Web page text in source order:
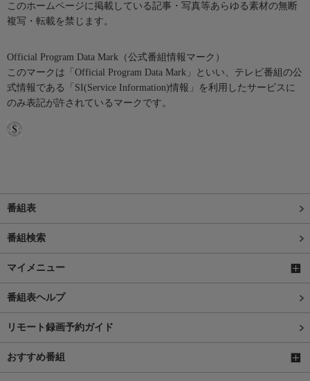
このホームページに掲載している記事・写真等あらゆる素材の無断
複写・転載を禁じます。
Official Program Data Mark（公式番組情報マーク）
このマークは「Official Program Data Mark」といい、テレビ番組の公
式情報である「SI(Service Information)情報」を利用したサービスに
のみ表記が許されているマークです。
番組表
番組検索
マイメニュー
番組表ヘルプ
リモート録画予約ガイド
おすすめ番組